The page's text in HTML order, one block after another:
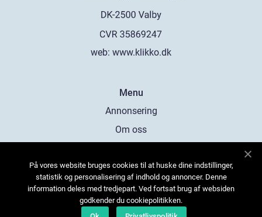
web: www.klikko.dk
Menu
Annonsering
Om oss
Kontakta oss
Sitemap
På vores website bruges cookies til at huske dine indstillinger,
statistik og personalisering af indhold og annoncer. Denne
information deles med tredjepart. Ved fortsat brug af websiden
godkender du cookiepolitikken.